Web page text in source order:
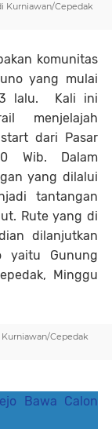
Kurniawan/Cepedak
komunitas
yang mulai
lalu. Kali ini
menjelajah
dari Pasar
Wib. Dalam
yang dilalui
tantangan
Rute yang di
dilanjutkan
yaitu Gunung
Minggu
Cepedak
Bawa Calon